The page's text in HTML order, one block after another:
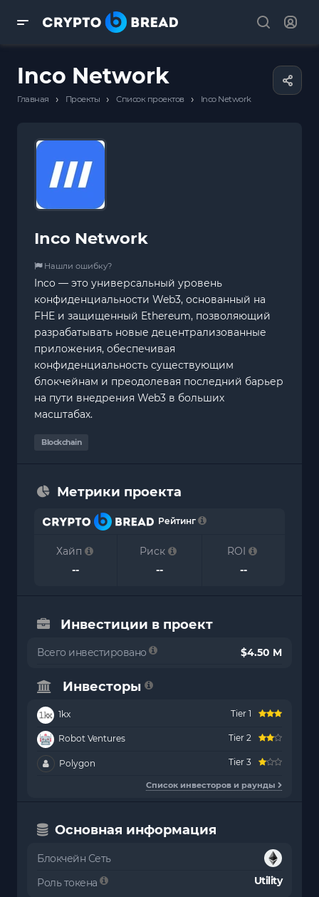
Inco Network
Главная › Проекты › Список проектов › Inco Network
Inco Network
Нашли ошибку?
Inco — это универсальный уровень
конфиденциальности Web3, основанный на
FHE и защищенный Ethereum, позволяющий
разрабатывать новые децентрализованные
приложения, обеспечивая
конфиденциальность существующим
блокчейнам и преодолевая последний барьер
на пути внедрения Web3 в больших
масштабах.
Blockchain
Метрики проекта
Рейтинг
Хайп
--
Риск
--
ROI
--
Инвестиции в проект
Всего инвестировано $4.50 M
Инвесторы
1kx Tier 1
Robot Ventures Tier 2
Polygon Tier 3
Список инвесторов и раунды
Основная информация
Блокчейн Сеть
Роль токена
Utility